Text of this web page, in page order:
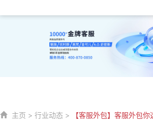
主页 > 行业动态 > 【客服外包】客服外包